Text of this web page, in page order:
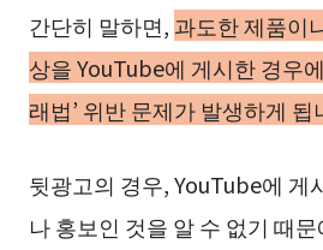
간단히 말하면, 과도한 제품이
상을 YouTube에 게시한 경우
래법’ 위반 문제가 발생하게 됩
뒷광고의 경우, YouTube에 게
나 홍보인 것을 알 수 없기 때